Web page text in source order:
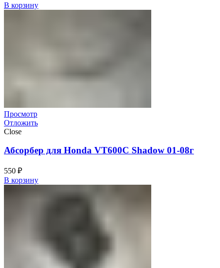
В корзину
Просмотр
Отложить
Close
Абсорбер для Honda VT600C Shadow 01-08г
550 ₽
В корзину